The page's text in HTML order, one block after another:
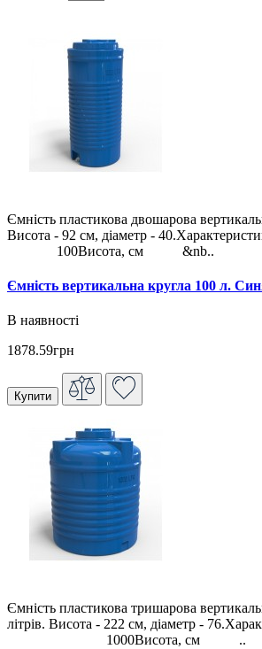
Ємність пластикова двошарова
Висота - 92 см, діаметр -
100Висота, см &nb..
Ємність вертикальна кругла 100 л.
В наявності
1878.59грн
Купити
Ємність пластикова тришарова
літрів. Висота - 222 см, діаметр -
1000Висота, см ..